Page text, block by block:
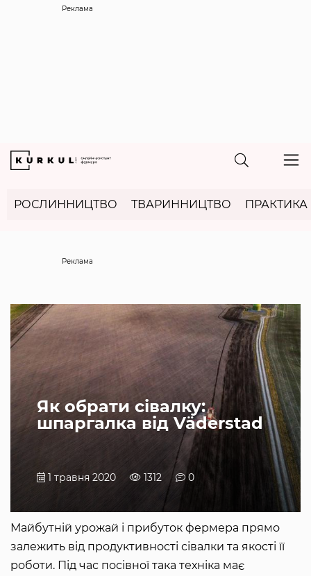
Реклама
РОСЛИННИЦТВО ТВАРИННИЦТВО ПРАКТИКА
Як обрати сівалку:
шпаргалка від Väderstad
1 травня 2020 1312 0
Майбутній урожай і прибуток фермера прямо
залежить від продуктивності сівалки та якості її
роботи. Під час посівної така техніка має
Реклама